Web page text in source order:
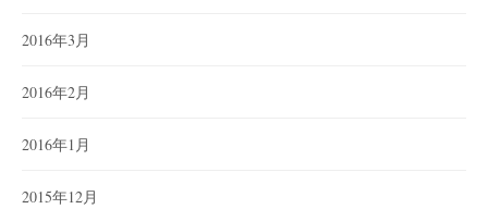
2016年3月
2016年2月
2016年1月
2015年12月